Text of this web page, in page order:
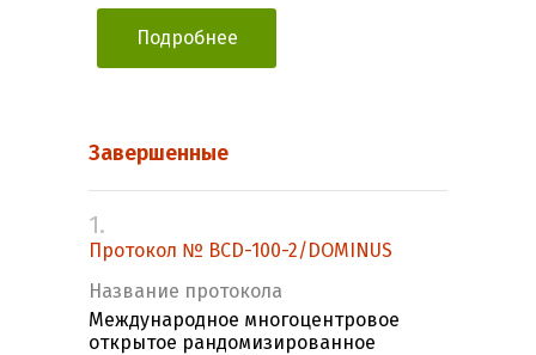
Подробнее
Завершенные
1.
Протокол № BCD-100-2/DOMINUS
Название протокола
Международное многоцентровое
открытое рандомизированное